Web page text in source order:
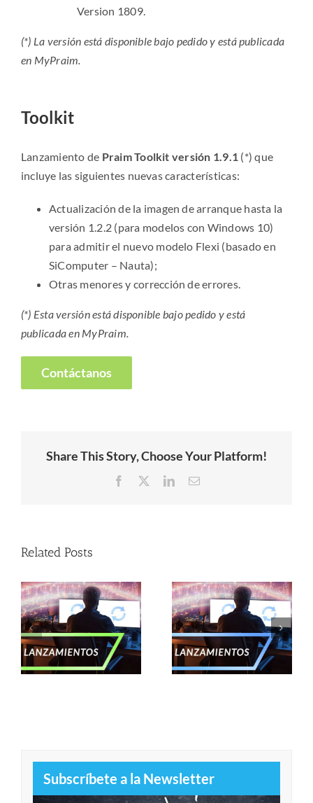
Version 1809.
(*) La versión está disponible bajo pedido y está publicada
en MyPraim.
Toolkit
Lanzamiento de Praim Toolkit versión 1.9.1 (*) que
incluye las siguientes nuevas características:
Actualización de la imagen de arranque hasta la
versión 1.2.2 (para modelos con Windows 10)
para admitir el nuevo modelo Flexi (basado en
SiComputer – Nauta);
Otras menores y corrección de errores.
(*) Esta versión está disponible bajo pedido y está
publicada en MyPraim.
Contáctanos
Share This Story, Choose Your Platform!
Facebook LinkedInEmail
Related Posts
Lanzamientos –
Enero 2025
Lanzamientos –
Noviembre 2024
Subscríbete a la Newsletter